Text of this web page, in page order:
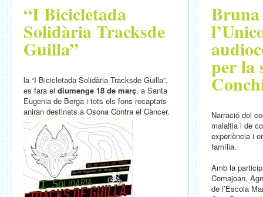
“I Bicicletada
Solidària Tracksde
Guilla”
la “I Bicicletada Solidària Tracksde Guilla”,
es fara el diumenge 18 de març, a Santa
Eugenia de Berga i tots els fons recaptats
aniran destinats a Osona Contra el Càncer.
per la
Narració del
malaltia i de
experiència i
família.
Amb la
Comajoan,
de l’Escola